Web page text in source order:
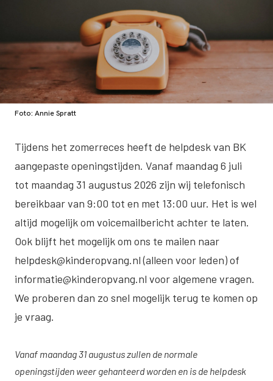
Foto: Annie Spratt
Tijdens het zomerreces heeft de helpdesk van BK
aangepaste openingstijden. Vanaf maandag 6 juli
tot maandag 31 augustus 2026 zijn wij telefonisch
bereikbaar van 9:00 tot en met 13:00 uur. Het is wel
altijd mogelijk om voicemailbericht achter te laten.
Ook blijft het mogelijk om ons te mailen naar
helpdesk@kinderopvang.nl (alleen voor leden) of
informatie@kinderopvang.nl voor algemene vragen.
We proberen dan zo snel mogelijk terug te komen op
je vraag.
Vanaf maandag 31 augustus zullen de normale
openingstijden weer gehanteerd worden en is de helpdesk